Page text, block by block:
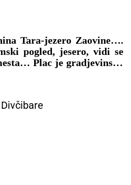
Tara-jezero Zaovine….
pogled, jesero, vidi se
Plac je gradjevinsko
1..kontakt 0616062909